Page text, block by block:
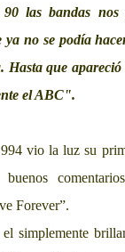
las bandas nos
ya no se podía
Hasta que
el ABC".
vio la luz su
buenos
Forever”.
simplemente